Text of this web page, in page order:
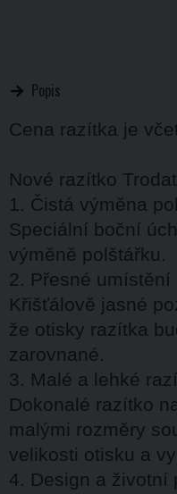
Popis
Cena razítka je
Nové razítko
1. Čistá výměna
Speciální boční
výměně polštářku.
2. Přesné
Křišťálově jasné
že otisky razítka
zarovnané.
3. Malé a lehké
Dokonalé razítko
malými rozměry
velikosti otisku a
4. Design a životní